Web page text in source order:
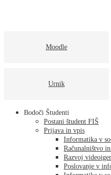
Moodle
Urnik
Bodoči Študenti
Postani študent FIŠ
Prijava in vpis
Informatika v
Računalništvo
Razvoj
Poslovanje v